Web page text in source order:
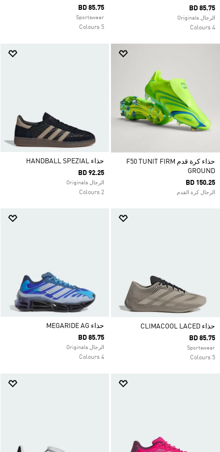
BD 85.75
الرجال Originals
4 Colours
BD 85.75
Sportswear
5 Colours
حذاء كرة قدم F50 TUNIT FIRM
GROUND
BD 150.25
الرجال كرة القدم
حذاء HANDBALL SPEZIAL
BD 92.25
الرجال Originals
2 Colours
حذاء CLIMACOOL LACED
BD 85.75
Sportswear
5 Colours
حذاء MEGARIDE AG
BD 85.75
الرجال Originals
4 Colours